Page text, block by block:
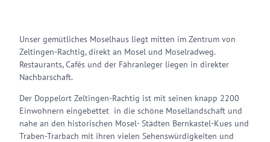
Unser gemütliches Moselhaus liegt mitten im Zentrum von
Zeltingen-Rachtig, direkt an Mosel und Moselradweg.
Restaurants, Cafés und der Fähranleger liegen in direkter
Nachbarschaft.
Der Doppelort Zeltingen-Rachtig ist mit seinen knapp 2200
Einwohnern eingebettet in die schöne Mosellandschaft und
nahe an den historischen Mosel- Städten Bernkastel-Kues und
Traben-Trarbach mit ihren vielen Sehenswürdigkeiten und